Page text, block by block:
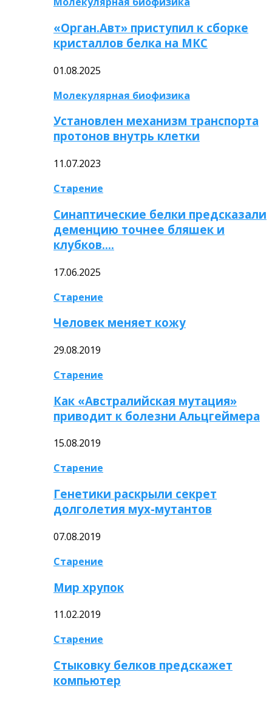
«Орган.Авт» приступил к сборке
кристаллов белка на МКС
01.08.2025
Молекулярная биофизика
Установлен механизм транспорта
протонов внутрь клетки
11.07.2023
Старение
Синаптические белки предсказали
деменцию точнее бляшек и
клубков….
17.06.2025
Старение
Человек меняет кожу
29.08.2019
Старение
Как «Австралийская мутация»
приводит к болезни Альцгеймера
15.08.2019
Старение
Генетики раскрыли секрет
долголетия мух-мутантов
07.08.2019
Старение
Мир хрупок
11.02.2019
Старение
Стыковку белков предскажет
компьютер